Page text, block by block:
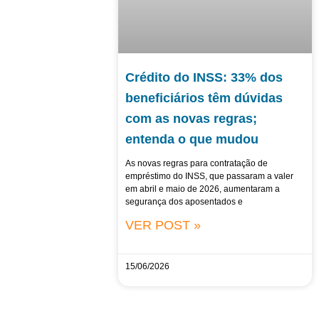
Crédito do INSS: 33% dos
beneficiários têm dúvidas
com as novas regras;
entenda o que mudou
As novas regras para contratação de
empréstimo do INSS, que passaram a valer
em abril e maio de 2026, aumentaram a
segurança dos aposentados e
VER POST »
15/06/2026